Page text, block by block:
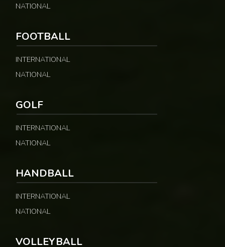
NATIONAL
FOOTBALL
INTERNATIONAL
NATIONAL
GOLF
INTERNATIONAL
NATIONAL
HANDBALL
INTERNATIONAL
NATIONAL
VOLLEYBALL